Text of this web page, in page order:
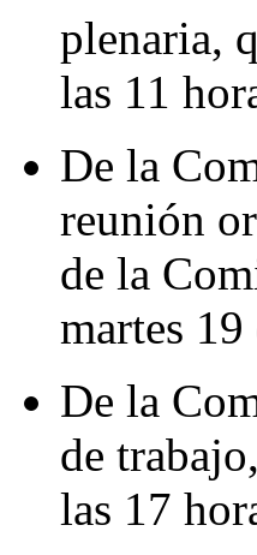
plenaria,
las 11
De la
reunión
de la
martes
De la
de
las 17